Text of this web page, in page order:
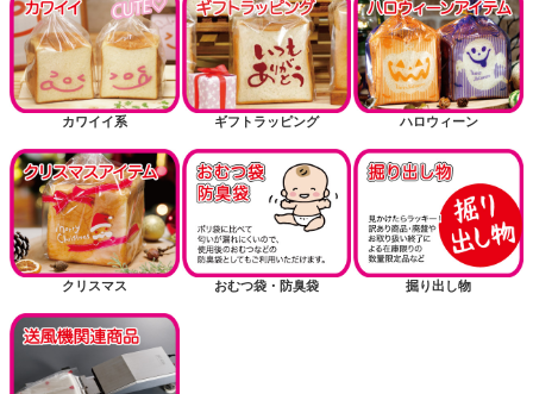
カワイイ系 ギフトラッピング ハロウィーン
クリスマス おむつ袋・防臭袋 掘り出し物